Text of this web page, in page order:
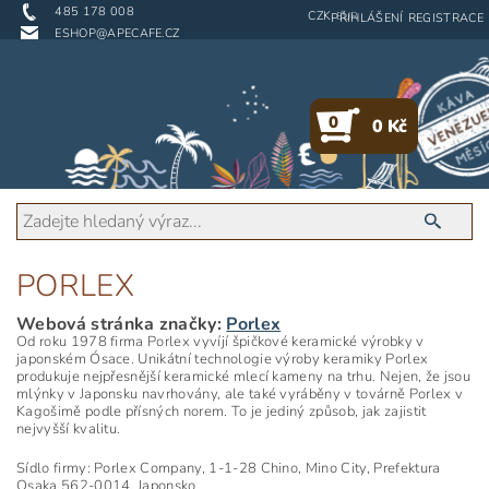
485 178 008
ESHOP@APECAFE.CZ
CZK EUR
PŘIHLÁŠENÍ REGISTRACE
0 0 Kč
PORLEX
Webová stránka značky: Porlex
Od roku 1978 firma Porlex vyvíjí špičkové keramické výrobky v
japonském Ósace. Unikátní technologie výroby keramiky Porlex
produkuje nejpřesnější keramické mlecí kameny na trhu. Nejen, že jsou
mlýnky v Japonsku navrhovány, ale také vyráběny v továrně Porlex v
Kagošimě podle přísných norem. To je jediný způsob, jak zajistit
nejvyšší kvalitu.
Sídlo firmy: Porlex Company, 1-1-28 Chino, Mino City, Prefektura